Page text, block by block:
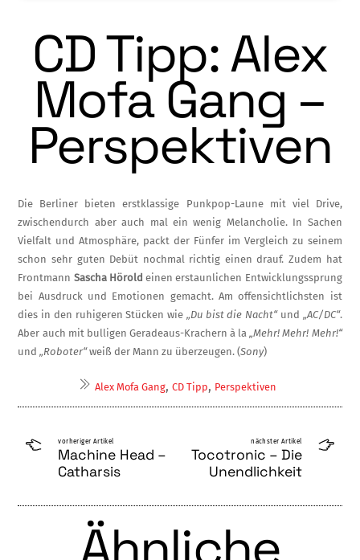
CD Tipp: Alex
Mofa Gang –
Perspektiven
Die Berliner bieten erstklassige Punkpop-Lau­ne mit viel Drive,
zwischendurch aber auch mal ein wenig Melancholie. In Sachen
Vielfalt und Atmosphäre, packt der Fünfer im Ver­gleich zu seinem
schon sehr guten Debüt noch­mal richtig einen drauf. Zudem hat
Frontmann Sascha Hörold einen erstaunlichen Entwick­lungssprung
bei Ausdruck und Emotionen ge­macht. Am offensichtlichsten ist
dies in den ruhigeren Stücken wie „Du bist die Nacht“und „AC/DC“.
Aber auch mit bulligen Geradeaus-Krachern à la„Mehr! Mehr! Mehr!“
und„Roboter“weiß der Mann zu überzeugen.(Sony)
Alex Mofa Gang, CD Tipp, Perspektiven
vorheriger Artikel
Machine Head –
Catharsis
nächster Artikel
Tocotronic – Die
Unendlichkeit